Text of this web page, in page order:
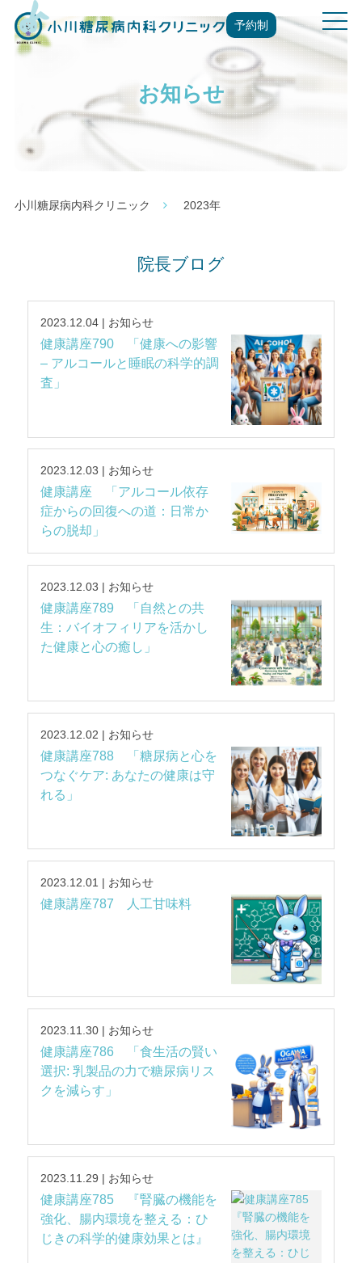
予約制
t
o
g
お知らせ
小川糖尿病内科クリニック 2023年
院長ブログ
2023.12.04 | お知らせ
健康講座790 「健康への影響
– アルコールと睡眠の科学的調
査」
2023.12.03 | お知らせ
健康講座 「アルコール依存
症からの回復への道：日常か
らの脱却」
2023.12.03 | お知らせ
健康講座789 「自然との共
生：バイオフィリアを活かし
た健康と心の癒し」
2023.12.02 | お知らせ
健康講座788 「糖尿病と心を
つなぐケア: あなたの健康は守
れる」
2023.12.01 | お知らせ
健康講座787 人工甘味料
2023.11.30 | お知らせ
健康講座786 「食生活の賢い
選択: 乳製品の力で糖尿病リス
クを減らす」
2023.11.29 | お知らせ
健康講座785 『腎臓の機能を
強化、腸内環境を整える：ひ
じきの科学的健康効果とは』